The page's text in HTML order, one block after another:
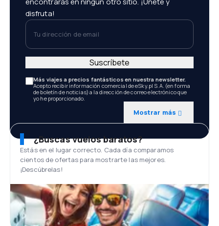
disfruta!
Tu dirección de email
Más viajes a precios fantásticos en nuestra newsletter.
Acepto recibir información comercial de eSky.pl S.A. (en forma
de boletín de noticias) a la dirección de correo electrónico que
yo he proporcionado.
Mostrar más
Suscríbete
¿Buscas vuelos baratos?
Estás en el lugar correcto. Cada día comparamos
cientos de ofertas para mostrarte las mejores.
¡Descúbrelas!